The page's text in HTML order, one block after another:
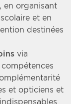
en organisant
et en
destinées
via
et opticiens et